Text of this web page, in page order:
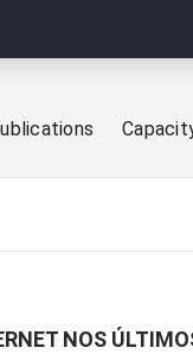
NOS